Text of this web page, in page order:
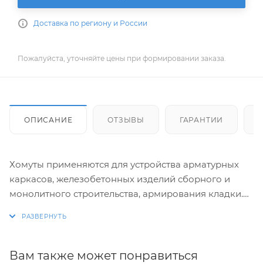
Доставка по региону и России
Пожалуйста, уточняйте цены при формировании заказа.
ОПИСАНИЕ ОТЗЫВЫ ГАРАНТИИ
Хомуты применяются для устройства арматурных
каркасов, железобетонных изделий сборного и
монолитного строительства, армирования кладки.
строго выдержаны, благодаря автоматизации
Вам также может понравиться